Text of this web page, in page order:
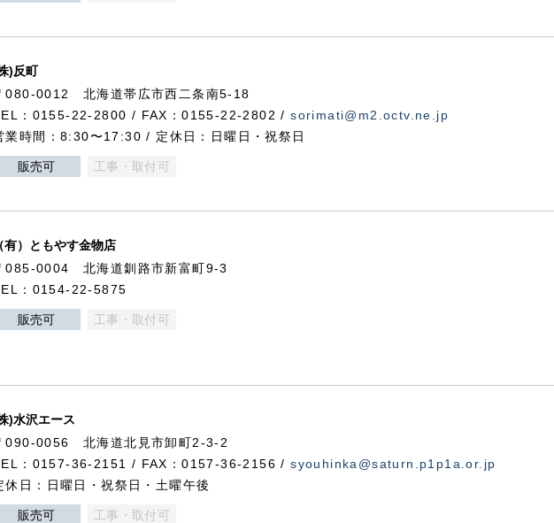
)反町
080-0012 北海道帯広市西二条南5-18
：0155-22-2800 / FAX：0155-22-2802 /sorimati@m2.octv.ne.jp
業時間：8:30〜17:30 / 定休日：日曜日・祝祭日
販売可 工事・取付可
有）ともやす金物店
085-0004 北海道釧路市新富町9-3
：0154-22-5875
販売可 工事・取付可
)水沢エース
090-0056 北海道北見市卸町2-3-2
：0157-36-2151 / FAX：0157-36-2156 /syouhinka@saturn.p1p1a.or.jp
休日：日曜日・祝祭日・土曜午後
販売可 工事・取付可